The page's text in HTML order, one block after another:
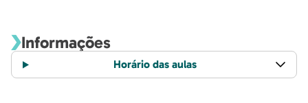
Informações
Horário das aulas